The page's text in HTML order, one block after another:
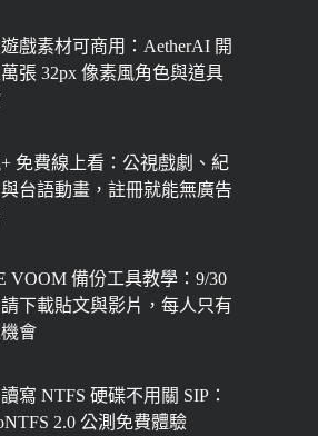
戲素材可商用：AetherAI 開
張 32px 像素風角色與道具
免費線上看：公視戲劇、紀
台語動畫，註冊就能無廣告
VOOM 備份工具教學：9/30
下載貼文與影片，每人只有
會
寫 NTFS 硬碟不用關 SIP：
2.0 公測免費體驗